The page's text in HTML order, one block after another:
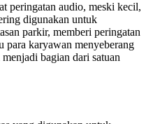
peringatan audio, meski kecil,
digunakan untuk
parkir, memberi peringatan
para karyawan menyeberang
bagian dari satuan